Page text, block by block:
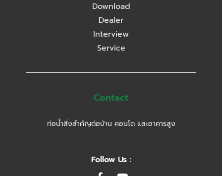
Download
Dealer
Interview
Service
Contact
ท่อน้ำสิ่งสำคัญต่อบ้าน คอนโด และอาคารสูง
Follow Us :